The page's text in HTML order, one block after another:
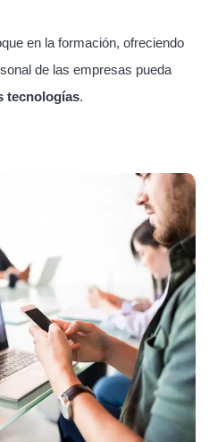
en la formación, ofreciendo
de las empresas pueda
tecnologías.